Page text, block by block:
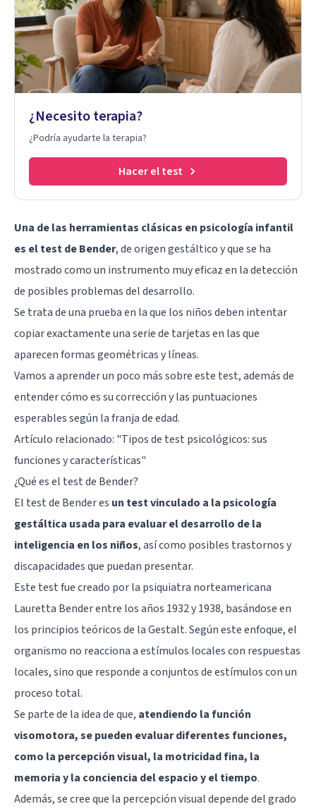
¿Necesito terapia?
¿Podría ayudarte la terapia?
Hacer el test
Una de las herramientas clásicas en psicología infantil
es el test de Bender, de origen gestáltico y que se ha
mostrado como un instrumento muy eficaz en la detección
de posibles problemas del desarrollo.
Se trata de una prueba en la que los niños deben intentar
copiar exactamente una serie de tarjetas en las que
aparecen formas geométricas y líneas.
Vamos a aprender un poco más sobre este test, además de
entender cómo es su corrección y las puntuaciones
esperables según la franja de edad.
Artículo relacionado: "Tipos de test psicológicos: sus
funciones y características"
¿Qué es el test de Bender?
El test de Bender es un test vinculado a la psicología
gestáltica usada para evaluar el desarrollo de la
inteligencia en los niños, así como posibles trastornos y
discapacidades que puedan presentar.
Este test fue creado por la psiquiatra norteamericana
Lauretta Bender entre los años 1932 y 1938, basándose en
los principios teóricos de la Gestalt. Según este enfoque, el
organismo no reacciona a estímulos locales con respuestas
locales, sino que responde a conjuntos de estímulos con un
proceso total.
Se parte de la idea de que, atendiendo la función
visomotora, se pueden evaluar diferentes funciones,
como la percepción visual, la motricidad fina, la
memoria y la conciencia del espacio y el tiempo.
Además, se cree que la percepción visual depende del grado